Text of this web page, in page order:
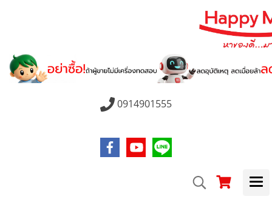
0914901555